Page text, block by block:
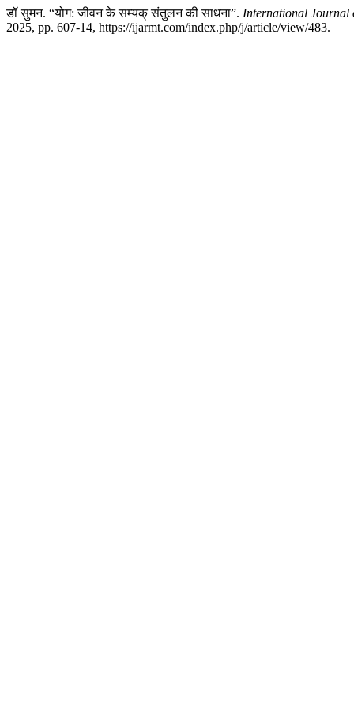
डॉ सुमन. “योग: जीवन के सम्यक् संतुलन की साधना”. International Journal
2025, pp. 607-14, https://ijarmt.com/index.php/j/article/view/483.